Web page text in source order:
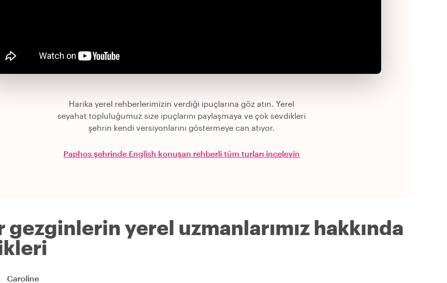
Harika yerel rehberlerimizin verdiği ipuçlarına göz atın. Yerel
seyahat topluluğumuz size ipuçlarını paylaşmaya ve çok sevdikleri
şehrin kendi versiyonlarını göstermeye can atıyor.
Paphos şehrinde English konuşan rehberli tüm turları inceleyin
gezginlerin yerel uzmanlarımız hakkında
Caroline